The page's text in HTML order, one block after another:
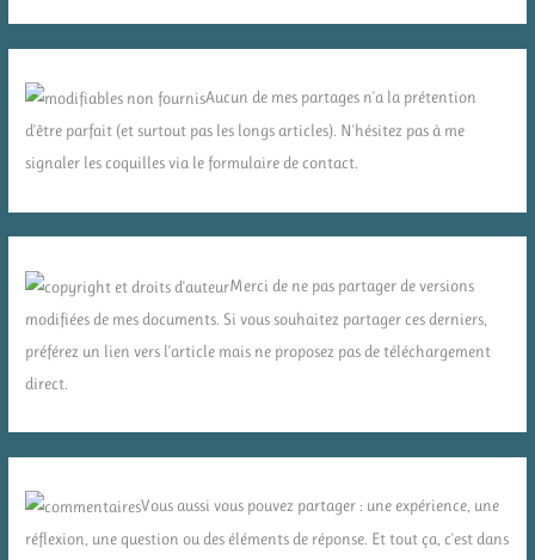
Aucun de mes partages n'a la prétention
d'être parfait (et surtout pas les longs articles). N'hésitez pas à me
signaler les coquilles via le formulaire de contact.
Merci de ne pas partager de versions
modifiées de mes documents. Si vous souhaitez partager ces derniers,
préférez un lien vers l'article mais ne proposez pas de téléchargement
direct.
Vous aussi vous pouvez partager : une expérience, une
réflexion, une question ou des éléments de réponse. Et tout ça, c'est dans